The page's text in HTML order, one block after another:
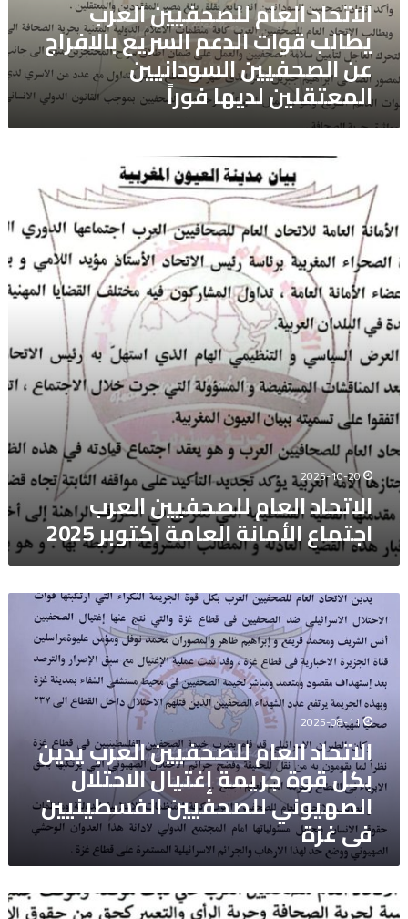
بالافراج
عن
الصحفيين
السودانيين
المعتقلين
لديها
فوراً
الاتحاد العام للصحفيين العرب
يطالب قوات الدعم السريع بالافراج
عن الصحفيين السودانيين
المعتقلين لديها فوراً
العام
للصحفيين
العرب
اجتماع
الأمانة
اكتوبر
2025
2025-10-20
الاتحاد العام للصحفيين العرب
اجتماع الأمانة العامة اكتوبر 2025
الاتحاد
العام
للصحفيين
العرب
يدين
قوة
جريمة
الاحتلال
الصهيوني
للصحفيين
الفسطينيين
فى
غزة
2025-08-11
الاتحاد العام للصحفيين العرب يدين
بكل قوة جريمة إغتيال الاحتلال
الصهيوني للصحفيين الفسطينيين
فى غزة
الاتحاد